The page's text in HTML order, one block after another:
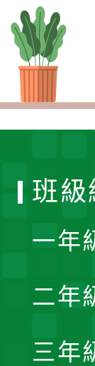
班級
一年
二年
三年